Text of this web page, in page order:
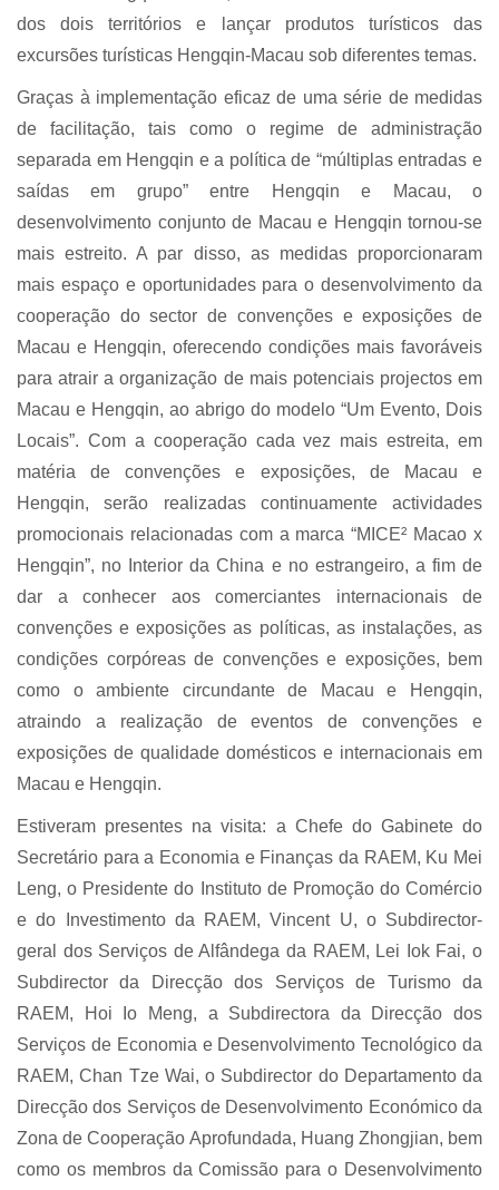
dos dois territórios e lançar produtos turísticos das
excursões turísticas Hengqin-Macau sob diferentes temas.
Graças à implementação eficaz de uma série de medidas
de facilitação, tais como o regime de administração
separada em Hengqin e a política de “múltiplas entradas e
saídas em grupo” entre Hengqin e Macau, o
desenvolvimento conjunto de Macau e Hengqin tornou-se
mais estreito. A par disso, as medidas proporcionaram
mais espaço e oportunidades para o desenvolvimento da
cooperação do sector de convenções e exposições de
Macau e Hengqin, oferecendo condições mais favoráveis
para atrair a organização de mais potenciais projectos em
Macau e Hengqin, ao abrigo do modelo “Um Evento, Dois
Locais”. Com a cooperação cada vez mais estreita, em
matéria de convenções e exposições, de Macau e
Hengqin, serão realizadas continuamente actividades
promocionais relacionadas com a marca “MICE² Macao x
Hengqin”, no Interior da China e no estrangeiro, a fim de
dar a conhecer aos comerciantes internacionais de
convenções e exposições as políticas, as instalações, as
condições corpóreas de convenções e exposições, bem
como o ambiente circundante de Macau e Hengqin,
atraindo a realização de eventos de convenções e
exposições de qualidade domésticos e internacionais em
Macau e Hengqin.
Estiveram presentes na visita: a Chefe do Gabinete do
Secretário para a Economia e Finanças da RAEM, Ku Mei
Leng, o Presidente do Instituto de Promoção do Comércio
e do Investimento da RAEM, Vincent U, o Subdirector-
geral dos Serviços de Alfândega da RAEM, Lei Iok Fai, o
Subdirector da Direcção dos Serviços de Turismo da
RAEM, Hoi Io Meng, a Subdirectora da Direcção dos
Serviços de Economia e Desenvolvimento Tecnológico da
RAEM, Chan Tze Wai, o Subdirector do Departamento da
Direcção dos Serviços de Desenvolvimento Económico da
Zona de Cooperação Aprofundada, Huang Zhongjian, bem
como os membros da Comissão para o Desenvolvimento